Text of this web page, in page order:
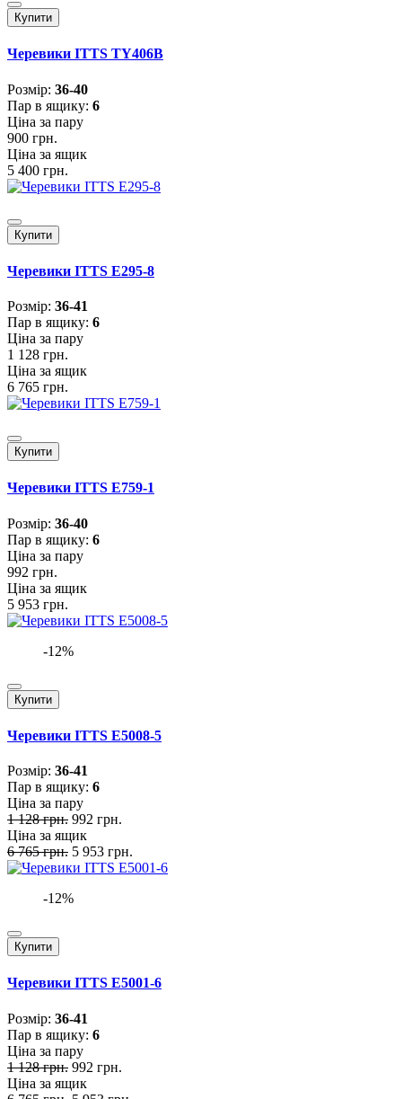
Купити
Черевики ITTS TY406B
Розмiр: 36-40
Пар в ящику: 6
Ціна за пару
900 грн.
Ціна за ящик
5 400 грн.
Купити
Черевики ITTS E295-8
Розмiр: 36-41
Пар в ящику: 6
Ціна за пару
1 128 грн.
Ціна за ящик
6 765 грн.
Купити
Черевики ITTS E759-1
Розмiр: 36-40
Пар в ящику: 6
Ціна за пару
992 грн.
Ціна за ящик
5 953 грн.
-12%
Купити
Черевики ITTS E5008-5
Розмiр: 36-41
Пар в ящику: 6
Ціна за пару
1 128 грн. 992 грн.
Ціна за ящик
6 765 грн. 5 953 грн.
-12%
Купити
Черевики ITTS E5001-6
Розмiр: 36-41
Пар в ящику: 6
Ціна за пару
1 128 грн. 992 грн.
Ціна за ящик